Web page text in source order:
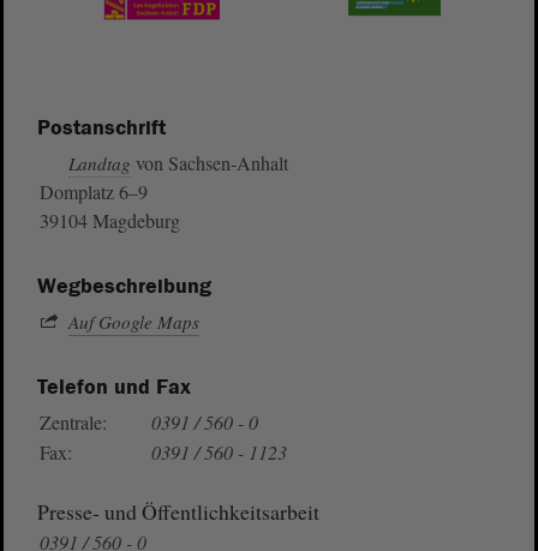
Postanschrift
Landtag von Sachsen-Anhalt
Domplatz 6–9
39104 Magdeburg
Wegbeschreibung
Auf Google Maps
Telefon und Fax
Zentrale:
0391 / 560 - 0
Fax:
0391 / 560 - 1123
Presse- und Öffentlichkeitsarbeit
0391 / 560 - 0